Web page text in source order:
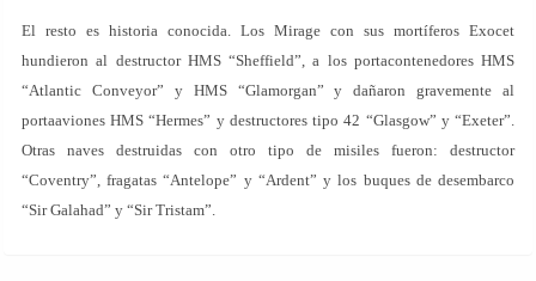
El resto es historia conocida. Los Mirage con sus mortíferos Exocet
hundieron al destructor HMS “Sheffield”, a los portacontenedores HMS
“Atlantic Conveyor” y HMS “Glamorgan” y dañaron gravemente al
portaaviones HMS “Hermes” y destructores tipo 42 “Glasgow” y “Exeter”.
Otras naves destruidas con otro tipo de misiles fueron: destructor
“Coventry”, fragatas “Antelope” y “Ardent” y los buques de desembarco
“Sir Galahad” y “Sir Tristam”.